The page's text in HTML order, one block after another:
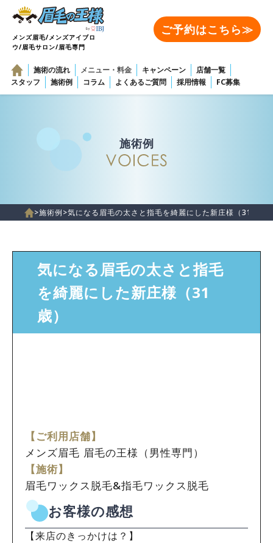
メンズ眉毛/メンズアイブロ
ウ/眉毛サロン/眉毛専門
ご予約はこちら≫
施術の流れ メニュー・料金 キャンペーン
店舗一覧
スタッフ
施術例 コラム よくあるご質問 採用情報 FC募集
施術例
>施術例>気になる眉毛の太さと指毛を綺麗にした新庄様（31歳）
気になる眉毛の太さと指毛
を綺麗にした新庄様（31
歳）
【ご利用店舗】
メンズ眉毛 眉毛の王様（男性専門）
【施術】
眉毛ワックス脱毛&指毛ワックス脱毛
お客様の感想
【来店のきっかけは？】